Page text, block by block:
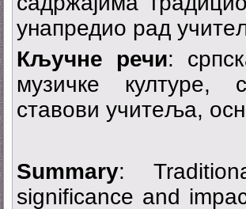
унапредио рад
Кључне речи:
музичке културе,
ставови учитеља,
Summary:
significance and